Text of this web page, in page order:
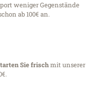
weniger Gegenstände
ab 100€ an.
Sie frischmit unserer